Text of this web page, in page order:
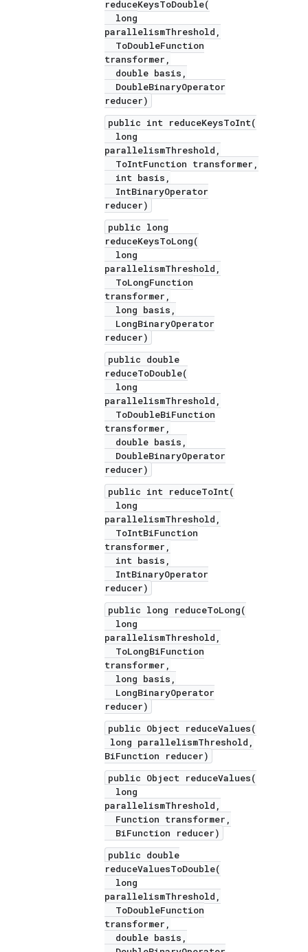
reduceKeysToDouble(
long
parallelismThreshold,
ToDoubleFunction
transformer,
double basis,
DoubleBinaryOperator
reducer)
public int reduceKeysToInt(
long
parallelismThreshold,
ToIntFunction transformer,
int basis,
IntBinaryOperator
reducer)
public long
reduceKeysToLong(
long
parallelismThreshold,
ToLongFunction
transformer,
long basis,
LongBinaryOperator
reducer)
public double
reduceToDouble(
long
parallelismThreshold,
ToDoubleBiFunction
transformer,
double basis,
DoubleBinaryOperator
reducer)
public int reduceToInt(
long
parallelismThreshold,
ToIntBiFunction
transformer,
int basis,
IntBinaryOperator
reducer)
public long reduceToLong(
long
parallelismThreshold,
ToLongBiFunction
transformer,
long basis,
LongBinaryOperator
reducer)
public Object reduceValues(
long parallelismThreshold,
BiFunction reducer)
public Object reduceValues(
long
parallelismThreshold,
Function transformer,
BiFunction reducer)
public double
reduceValuesToDouble(
long
parallelismThreshold,
ToDoubleFunction
transformer,
double basis,